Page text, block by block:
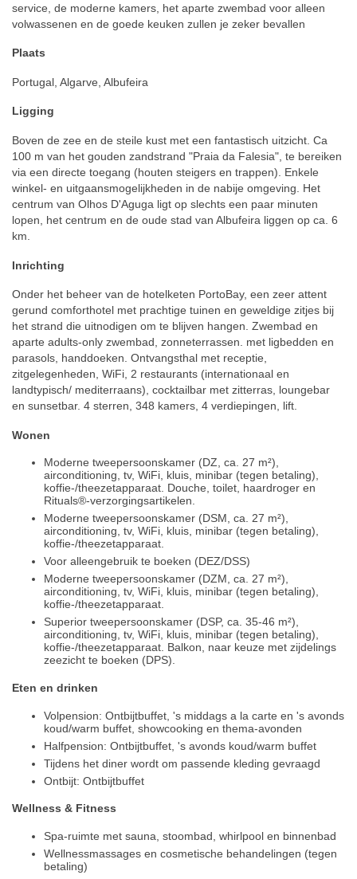
service, de moderne kamers, het aparte zwembad voor alleen
volwassenen en de goede keuken zullen je zeker bevallen
Plaats
Portugal, Algarve, Albufeira
Ligging
Boven de zee en de steile kust met een fantastisch uitzicht. Ca
100 m van het gouden zandstrand "Praia da Falesia", te bereiken
via een directe toegang (houten steigers en trappen). Enkele
winkel- en uitgaansmogelijkheden in de nabije omgeving. Het
centrum van Olhos D'Aguga ligt op slechts een paar minuten
lopen, het centrum en de oude stad van Albufeira liggen op ca. 6
km.
Inrichting
Onder het beheer van de hotelketen PortoBay, een zeer attent
gerund comforthotel met prachtige tuinen en geweldige zitjes bij
het strand die uitnodigen om te blijven hangen. Zwembad en
aparte adults-only zwembad, zonneterrassen. met ligbedden en
parasols, handdoeken. Ontvangsthal met receptie,
zitgelegenheden, WiFi, 2 restaurants (internationaal en
landtypisch/ mediterraans), cocktailbar met zitterras, loungebar
en sunsetbar. 4 sterren, 348 kamers, 4 verdiepingen, lift.
Wonen
Moderne tweepersoonskamer (DZ, ca. 27 m²),
airconditioning, tv, WiFi, kluis, minibar (tegen betaling),
koffie-/theezetapparaat. Douche, toilet, haardroger en
Rituals®-verzorgingsartikelen.
Moderne tweepersoonskamer (DSM, ca. 27 m²),
airconditioning, tv, WiFi, kluis, minibar (tegen betaling),
koffie-/theezetapparaat.
Voor alleengebruik te boeken (DEZ/DSS)
Moderne tweepersoonskamer (DZM, ca. 27 m²),
airconditioning, tv, WiFi, kluis, minibar (tegen betaling),
koffie-/theezetapparaat.
Superior tweepersoonskamer (DSP, ca. 35-46 m²),
airconditioning, tv, WiFi, kluis, minibar (tegen betaling),
koffie-/theezetapparaat. Balkon, naar keuze met zijdelings
zeezicht te boeken (DPS).
Eten en drinken
Volpension: Ontbijtbuffet, 's middags a la carte en 's avonds
koud/warm buffet, showcooking en thema-avonden
Halfpension: Ontbijtbuffet, 's avonds koud/warm buffet
Tijdens het diner wordt om passende kleding gevraagd
Ontbijt: Ontbijtbuffet
Wellness & Fitness
Spa-ruimte met sauna, stoombad, whirlpool en binnenbad
Wellnessmassages en cosmetische behandelingen (tegen
betaling)